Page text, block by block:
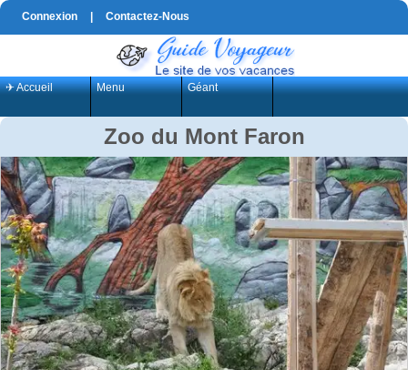
Connexion Contactez-Nous
✈ Accueil Menu Géant
Zoo du Mont Faron